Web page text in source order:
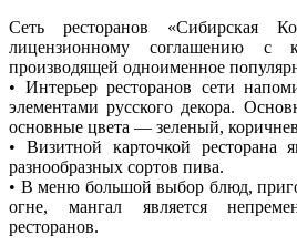
Сеть ресторанов «Сибирская
лицензионному соглашению с
производящей одноименное
• Интерьер ресторанов сети
элементами русского декора.
основные цвета — зеленый,
• Визитной карточкой ресторана
разнообразных сортов пива.
• В меню большой выбор блюд,
огне, мангал является
ресторанов.